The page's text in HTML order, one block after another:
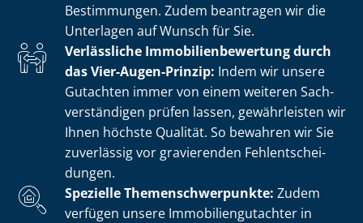
Bestimmungen. Zudem beantragen wir die
Unterlagen auf Wunsch für Sie.
Verlässliche Im­mo­bi­li­en­be­wer­tung durch
das Vier-Augen-Prinzip: Indem wir unsere
Gutachten immer von einem weiteren Sach­
ver­stän­di­gen prüfen lassen, gewährleisten wir
Ihnen höchste Qualität. So bewahren wir Sie
zuverlässig vor gravierenden Fehl­ent­schei­
dun­gen.
Spezielle The­men­schwer­punk­te: Zudem
verfügen unsere Im­mo­bi­li­en­gut­ach­ter in